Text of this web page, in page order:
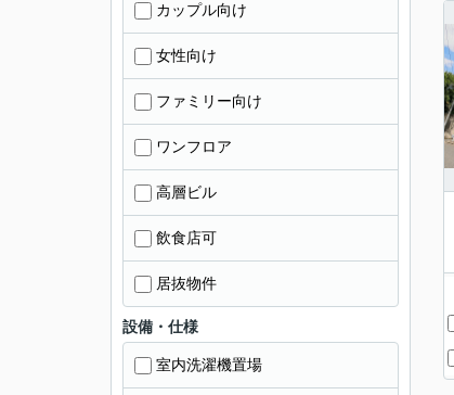
カップル向け
女性向け
ファミリー向け
ワンフロア
高層ビル
飲食店可
居抜物件
設備・仕様
室内洗濯機置場